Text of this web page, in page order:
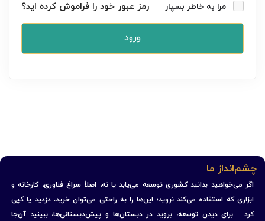
مرا به خاطر بسپار رمز عبور خود را فراموش کرده اید؟
ورود
چشم‌انداز ما
اگر می‌خواهید بدانید کشوری توسعه می‌یابد یا نه، اصلاً سراغ فناوری، کارخانه و
ابزاری که استفاده می‌کند نروید؛ این‌ها را به راحتی می‌توان خرید، دزدید یا کپی
کرد… برای دیدن توسعه، بروید در دبستان‌ها و پیش‌دبستانی‌ها، ببینید آن‌جا